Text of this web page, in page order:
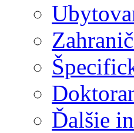
Ďalšie